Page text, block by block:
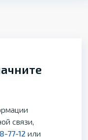
связи,
77-12 или